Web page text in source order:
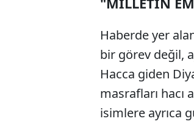
Haberde yer
bir görev değil,
Hacca giden
masrafları hacı
isimlere ayrıca